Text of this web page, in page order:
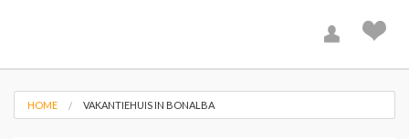
HOME VAKANTIEHUIS IN BONALBA